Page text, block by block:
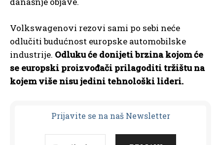
Volkswagenovi rezovi sami po sebi neće
odlučiti budućnost europske automobilske
industrije. Odluku će donijeti brzina kojom će
se europski proizvođači prilagoditi tržištu na
kojem više nisu jedini tehnološki lideri.
Prijavite se na naš Newsletter